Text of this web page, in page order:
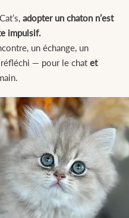
adopter un chaton n’est
impulsif.
un échange, un
— pour le chat et